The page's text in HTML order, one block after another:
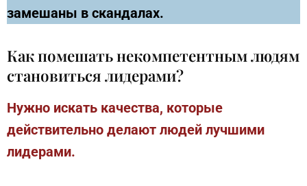
замешаны в скандалах.
Как помешать некомпетентным людям
становиться лидерами?
Нужно искать качества, которые
действительно делают людей лучшими
лидерами.